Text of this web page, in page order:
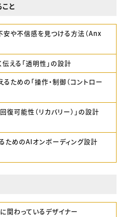
と
安や不信感を見つける方法（Anx
える「透明性」の設計
ための「操作・制御（コントロー
復可能性（リカバリー）」の設計
ためのAIオンボーディング設計
関わっているデザイナー